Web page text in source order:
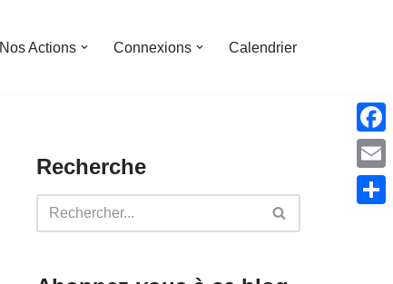
Nos Actions Connexions Calendrier
Recherche
Email